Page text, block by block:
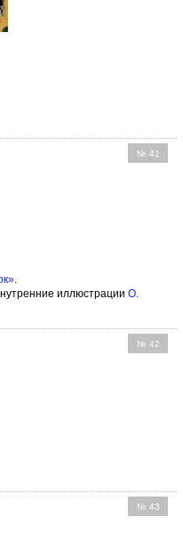
№ 41
.
иллюстрации О.
№ 42
№ 43